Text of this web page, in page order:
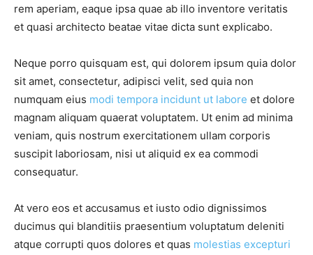
rem aperiam, eaque ipsa quae ab illo inventore veritatis
et quasi architecto beatae vitae dicta sunt explicabo.
Neque porro quisquam est, qui dolorem ipsum quia dolor
sit amet, consectetur, adipisci velit, sed quia non
numquam eius modi tempora incidunt ut labore et dolore
magnam aliquam quaerat voluptatem. Ut enim ad minima
veniam, quis nostrum exercitationem ullam corporis
suscipit laboriosam, nisi ut aliquid ex ea commodi
consequatur.
At vero eos et accusamus et iusto odio dignissimos
ducimus qui blanditiis praesentium voluptatum deleniti
atque corrupti quos dolores et quas molestias excepturi